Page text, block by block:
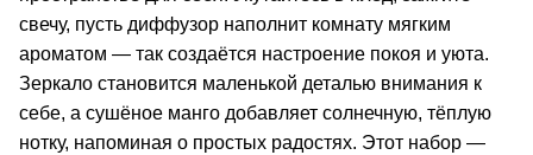
свечу, пусть диффузор наполнит комнату мягким
ароматом — так создаётся настроение покоя и уюта.
Зеркало становится маленькой деталью внимания к
себе, а сушёное манго добавляет солнечную, тёплую
нотку, напоминая о простых радостях. Этот набор —